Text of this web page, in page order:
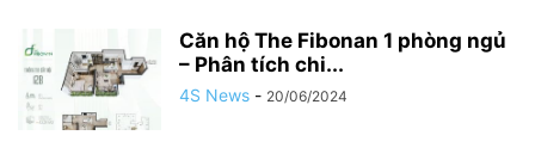
Căn hộ The Fibonan 1 phòng ngủ
– Phân tích chi...
4S News - 20/06/2024